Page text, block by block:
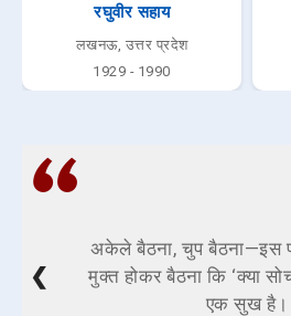
रघुवीर सहाय
लखनऊ, उत्तर प्रदेश
1929 - 1990
अकेले बैठना, चुप बैठना—इस
मुक्त होकर बैठना कि ‘क्या
एक सुख है।
❮